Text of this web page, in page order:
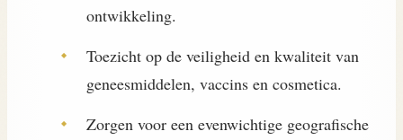
ontwikkeling.
Toezicht op de veiligheid en kwaliteit van
geneesmiddelen, vaccins en cosmetica.
Zorgen voor een evenwichtige geografische